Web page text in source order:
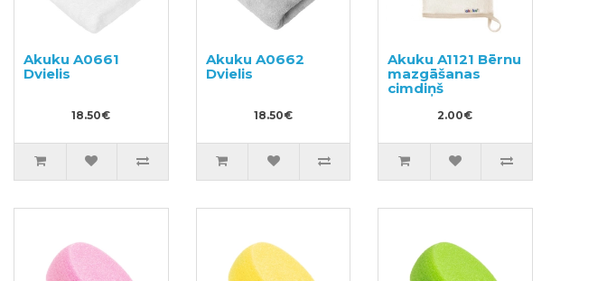
Akuku A0661
Dvielis
18.50€
Akuku A0662
Dvielis
18.50€
Akuku A1121 Bērnu
mazgāšanas
cimdiņš
2.00€